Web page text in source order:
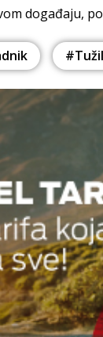
događaju,